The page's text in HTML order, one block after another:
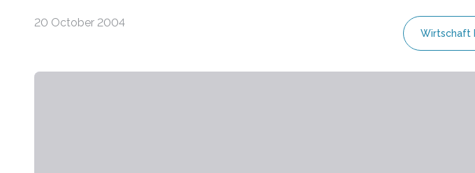
20 October 2004
Wirtschaft